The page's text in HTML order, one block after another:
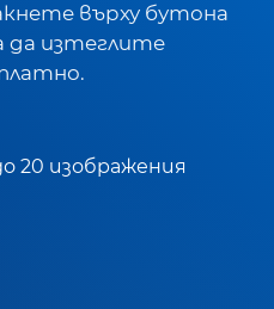
върху бутона
да изтеглите
20 изображения